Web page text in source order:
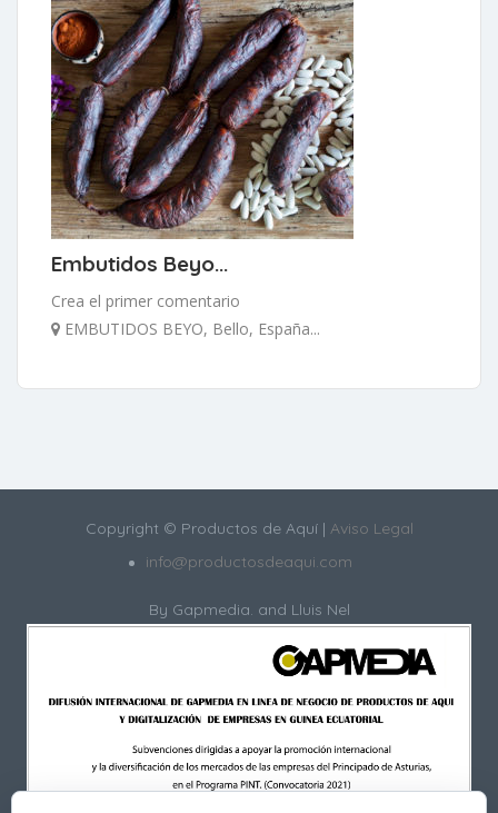
Embutidos Beyo...
Crea el primer comentario
EMBUTIDOS BEYO, Bello, España...
Copyright © Productos de Aquí | Aviso Legal
info@productosdeaqui.com
By Gapmedia. and Lluis Nel